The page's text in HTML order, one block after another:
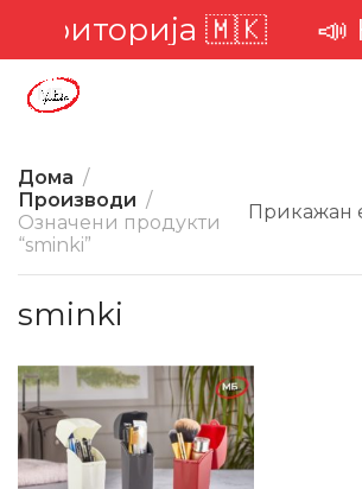
територија 🇲🇰 📣
Дома
Производи
Означени продукти
“sminki”
Прикажан
sminki
-21%